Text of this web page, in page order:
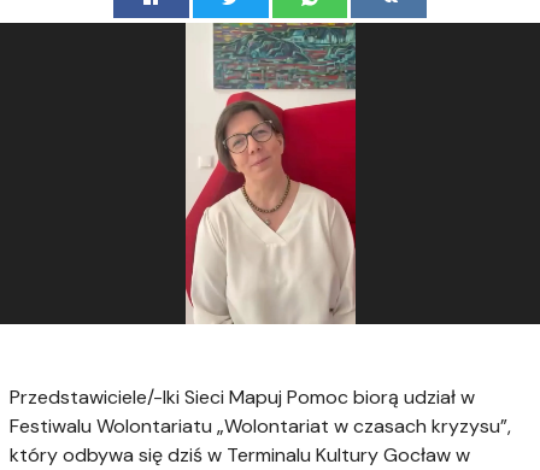
Przedstawiciele/-lki Sieci Mapuj Pomoc biorą udział w
Festiwalu Wolontariatu „Wolontariat w czasach kryzysu”,
który odbywa się dziś w Terminalu Kultury Gocław w